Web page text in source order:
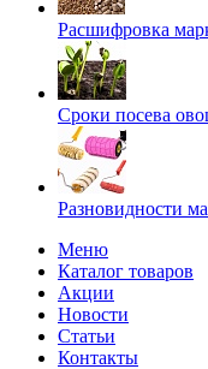
Расшифровка
Сроки посева
Разновидности
Меню
Каталог товаров
Акции
Новости
Статьи
Контакты